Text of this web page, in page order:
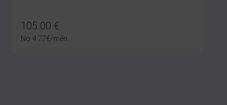
105.00 €
No 4.77€/mēn.